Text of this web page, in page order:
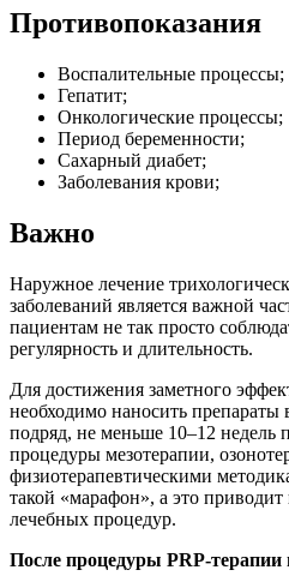
Противопоказания
Воспалительные процессы;
Гепатит;
Онкологические процессы;
Период беременности;
Сахарный диабет;
Заболевания крови;
Важно
Наружное лечение
заболеваний является важной
пациентам не так просто
регулярность и длительность.
Для достижения заметного
необходимо наносить препараты
подряд, не меньше 10–12 недель
процедуры мезотерапии,
физиотерапевтическими
такой «марафон», а это приводит
лечебных процедур.
После процедуры PRP-терапии